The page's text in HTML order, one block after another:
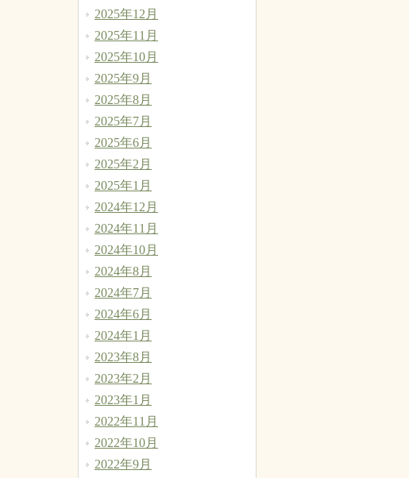
2025年12月
2025年11月
2025年10月
2025年9月
2025年8月
2025年7月
2025年6月
2025年2月
2025年1月
2024年12月
2024年11月
2024年10月
2024年8月
2024年7月
2024年6月
2024年1月
2023年8月
2023年2月
2023年1月
2022年11月
2022年10月
2022年9月